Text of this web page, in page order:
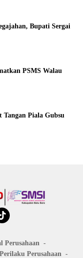
Bupati Sergai
PSMS Walau
Piala Gubsu
Perusahaan
Perusahaan